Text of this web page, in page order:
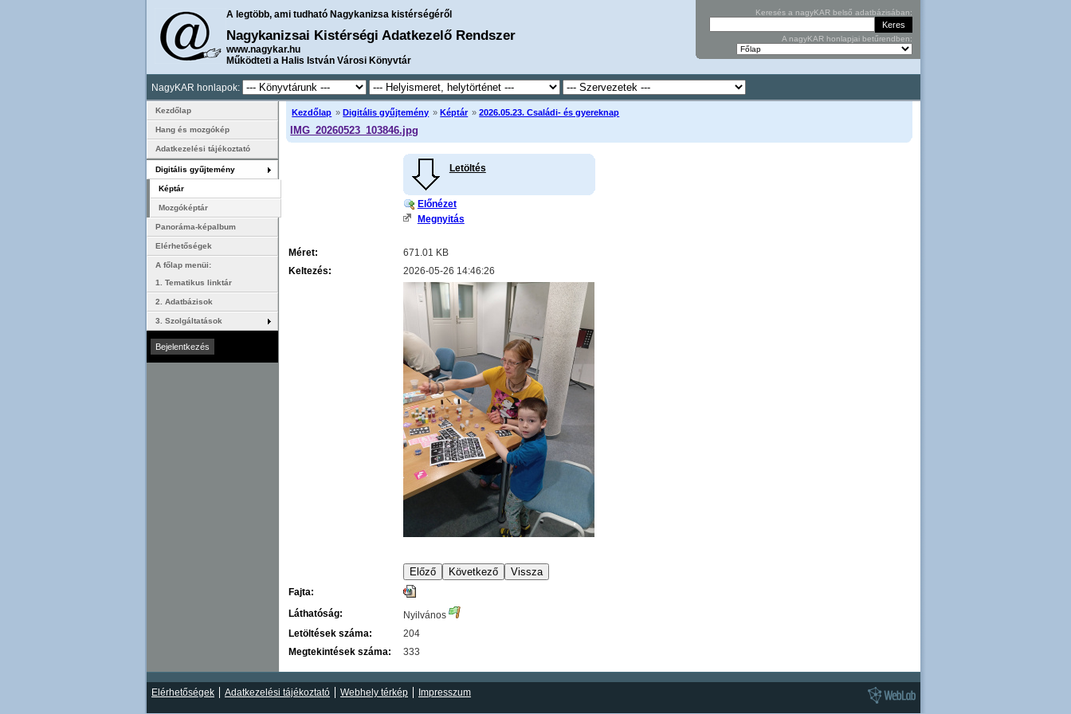
A legtöbb, ami tudható Nagykanizsa kistérségéről
Nagykanizsai Kistérségi Adatkezelő Rendszer
www.nagykar.hu
Működteti a Halis István Városi Könyvtár
Keresés a nagyKAR belső adatbázisában:
A nagyKAR honlapjai betűrendben:
NagyKAR honlapok:
Kezdőlap » Digitális gyűjtemény » Képtár »2026.05.23. Családi- és gyereknap
IMG_20260523_103846.jpg
Letöltés
Előnézet
Megnyitás
Méret:
671.01 KB
Keltezés:
2026-05-26 14:46:26
Fajta:
Láthatóság:
Nyilvános
Letöltések száma:
204
Megtekintések száma:
333
Kezdőlap
Hang és mozgókép
Adatkezelési tájékoztató
Digitális gyűjtemény
Képtár
Mozgóképtár
Panoráma-képalbum
Elérhetőségek
A főlap menüi:
1. Tematikus linktár
2. Adatbázisok
3. Szolgáltatások
Elérhetőségek Adatkezelési tájékoztató Webhely térkép Impresszum